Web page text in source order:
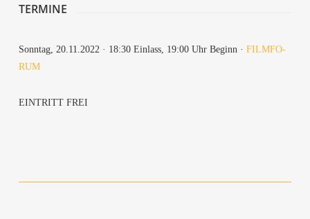
TER­MI­NE
Sonn­tag, 20.11.2022 · 18:30 Ein­lass, 19:00 Uhr Beginn · FILM­FO­
RUM
EIN­TRITT FREI